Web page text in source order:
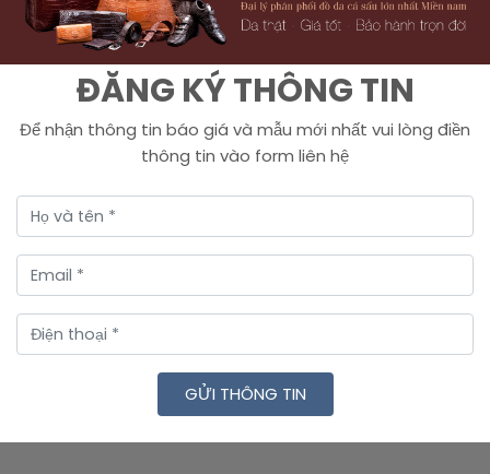
ĐĂNG KÝ THÔNG TIN
Để nhận thông tin báo giá và mẫu mới nhất vui lòng điền
thông tin vào form liên hệ
GỬI THÔNG TIN